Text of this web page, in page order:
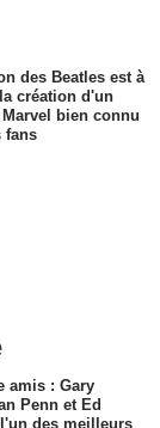
des Beatles est à
création d'un
bien connu
fans
amis : Gary
Penn et Ed
des meilleurs